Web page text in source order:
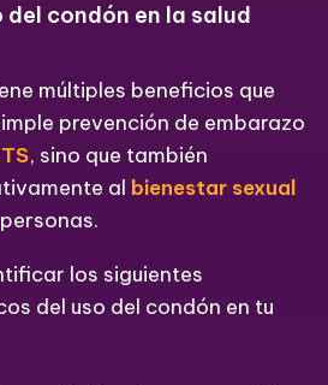
condón en la salud
múltiples beneficios que
prevención de embarazo
, sino que también
al bienestar sexual
los siguientes
del uso del condón en tu